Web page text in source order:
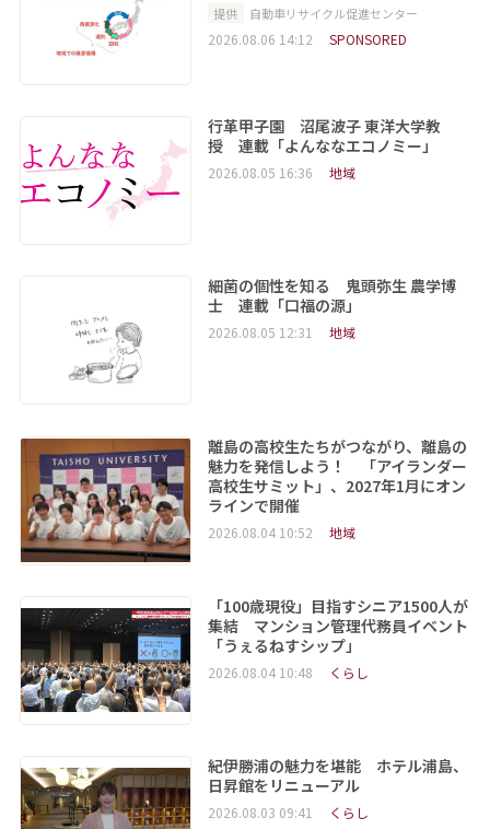
提供 自動車リサイクル促進センター
2026.08.06 14:12 SPONSORED
行革甲子園 沼尾波子 東洋大学教
授 連載「よんななエコノミー」
2026.08.05 16:36 地域
細菌の個性を知る 鬼頭弥生 農学博
士 連載「口福の源」
2026.08.05 12:31 地域
離島の高校生たちがつながり、離島の
魅力を発信しよう！ 「アイランダー
高校生サミット」、2027年1月にオン
ラインで開催
2026.08.04 10:52 地域
「100歳現役」目指すシニア1500人が
集結 マンション管理代務員イベント
「うぇるねすシップ」
2026.08.04 10:48 くらし
紀伊勝浦の魅力を堪能 ホテル浦島、
日昇館をリニューアル
2026.08.03 09:41 くらし